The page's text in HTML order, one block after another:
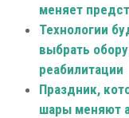
меняет
Технологии
выбрать
реабилитации
Праздник,
шары меняют